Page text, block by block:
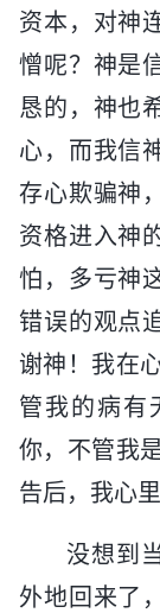
资本，对神
憎呢？神是
恳的，神也
心，而我信
存心欺骗神
资格进入神
怕，多亏神
错误的观点
谢神！我在
管我的病有
你，不管我
告后，我心
没想到
外地回来了